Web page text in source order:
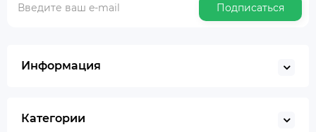
Подписаться
Информация
Категории